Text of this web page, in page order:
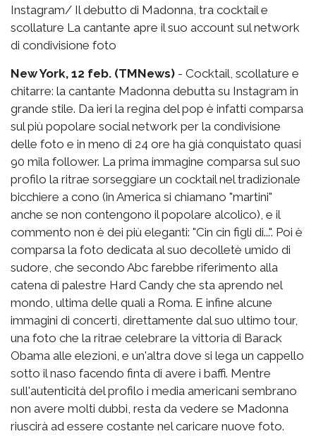
Instagram/ Il debutto di Madonna, tra cocktail e
scollature La cantante apre il suo account sul network
di condivisione foto
New York, 12 feb. (TMNews) - Cocktail, scollature e
chitarre: la cantante Madonna debutta su Instagram in
grande stile. Da ieri la regina del pop è infatti comparsa
sul più popolare social network per la condivisione
delle foto e in meno di 24 ore ha già conquistato quasi
90 mila follower. La prima immagine comparsa sul suo
profilo la ritrae sorseggiare un cocktail nel tradizionale
bicchiere a cono (in America si chiamano "martini"
anche se non contengono il popolare alcolico), e il
commento non è dei più eleganti: "Cin cin figli di...". Poi è
comparsa la foto dedicata al suo decolletè umido di
sudore, che secondo Abc farebbe riferimento alla
catena di palestre Hard Candy che sta aprendo nel
mondo, ultima delle quali a Roma. E infine alcune
immagini di concerti, direttamente dal suo ultimo tour,
una foto che la ritrae celebrare la vittoria di Barack
Obama alle elezioni, e un'altra dove si lega un cappello
sotto il naso facendo finta di avere i baffi. Mentre
sull'autenticità del profilo i media americani sembrano
non avere molti dubbi, resta da vedere se Madonna
riuscirà ad essere costante nel caricare nuove foto.